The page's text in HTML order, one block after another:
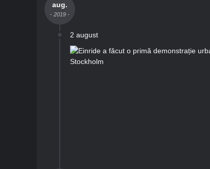
aug.
- 2019 -
2 august